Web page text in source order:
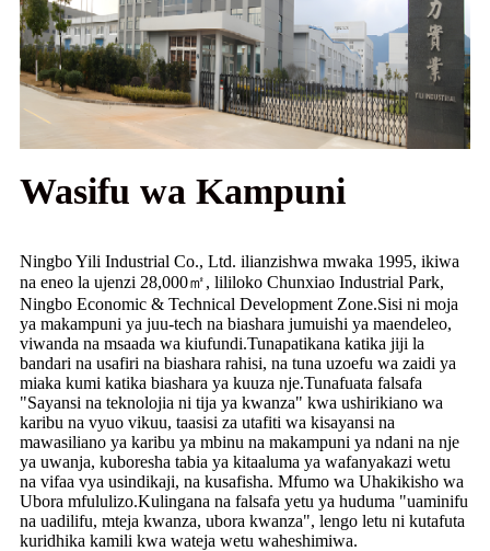
Wasifu wa Kampuni
Ningbo Yili Industrial Co., Ltd. ilianzishwa mwaka 1995, ikiwa
na eneo la ujenzi 28,000㎡, lililoko Chunxiao Industrial Park,
Ningbo Economic & Technical Development Zone.Sisi ni moja
ya makampuni ya juu-tech na biashara jumuishi ya maendeleo,
viwanda na msaada wa kiufundi.Tunapatikana katika jiji la
bandari na usafiri na biashara rahisi, na tuna uzoefu wa zaidi ya
miaka kumi katika biashara ya kuuza nje.Tunafuata falsafa
"Sayansi na teknolojia ni tija ya kwanza" kwa ushirikiano wa
karibu na vyuo vikuu, taasisi za utafiti wa kisayansi na
mawasiliano ya karibu ya mbinu na makampuni ya ndani na nje
ya uwanja, kuboresha tabia ya kitaaluma ya wafanyakazi wetu
na vifaa vya usindikaji, na kusafisha. Mfumo wa Uhakikisho wa
Ubora mfululizo.Kulingana na falsafa yetu ya huduma "uaminifu
na uadilifu, mteja kwanza, ubora kwanza", lengo letu ni kutafuta
kuridhika kamili kwa wateja wetu waheshimiwa.